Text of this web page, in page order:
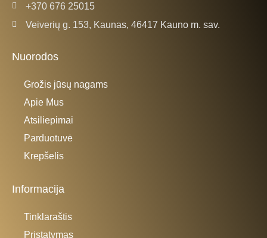
+370 676 25015
Veiverių g. 153, Kaunas, 46417 Kauno m. sav.
Nuorodos
Grožis jūsų nagams
Apie Mus
Atsiliepimai
Parduotuvė
Krepšelis
Informacija
Tinklaraštis
Pristatymas